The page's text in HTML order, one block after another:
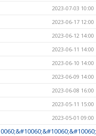
2023-07-03 10:00
2023-06-17 12:00
2023-06-12 14:00
2023-06-11 14:00
2023-06-10 14:00
2023-06-09 14:00
2023-06-08 16:00
2023-05-11 15:00
2023-05-01 09:00